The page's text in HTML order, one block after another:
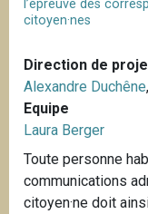
l’épreuve des
citoyen·nes
Direction de
Alexandre Duchêne,
Equipe
Laura Berger
Toute personne
communications
citoyen·ne doit